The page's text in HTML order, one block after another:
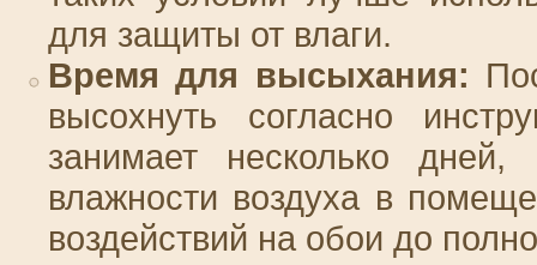
для защиты от влаги.
Время для высыхания:
высохнуть согласно
занимает несколько
влажности воздуха в
воздействий на обои до